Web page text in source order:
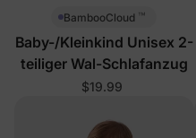
BambooCloud ™
Baby-/Kleinkind Unisex 2-
teiliger Wal-Schlafanzug
$19.99